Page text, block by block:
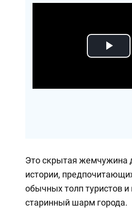
Play
Это скрытая жемчужина
истории,
обычных толп туристов и
старинный шарм города.